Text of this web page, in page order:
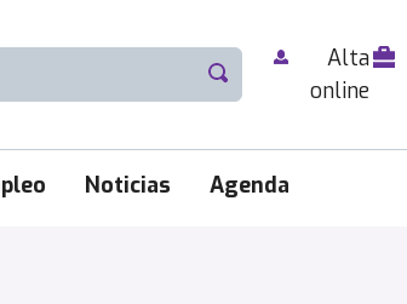
Alta
online
Noticias Agenda